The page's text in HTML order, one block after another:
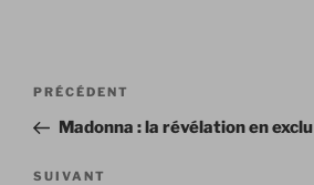
Navigation
l’article
Article
précédent
PRÉCÉDENT
Madonna : la révélation en exclu
Article
SUIVANT